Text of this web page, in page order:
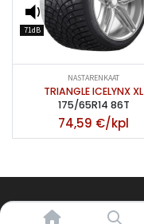
71dB
NASTARENKAAT
TRIANGLE ICELYNX XL
175/65R14 86T
74,59 €/kpl